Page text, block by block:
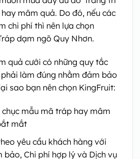
mâm quả. Do đó, nếu các
chi phí thì nên lựa chọn
dạm ngõ Quy Nhơn.
quả cưới có những quy tắc
làm đúng nhằm đảm bảo
sao bạn nên chọn KingFruit:
chục mẫu mã tráp hay mâm
mắt
yêu cầu khách hàng với
bảo, Chi phí hợp lý và Dịch vụ